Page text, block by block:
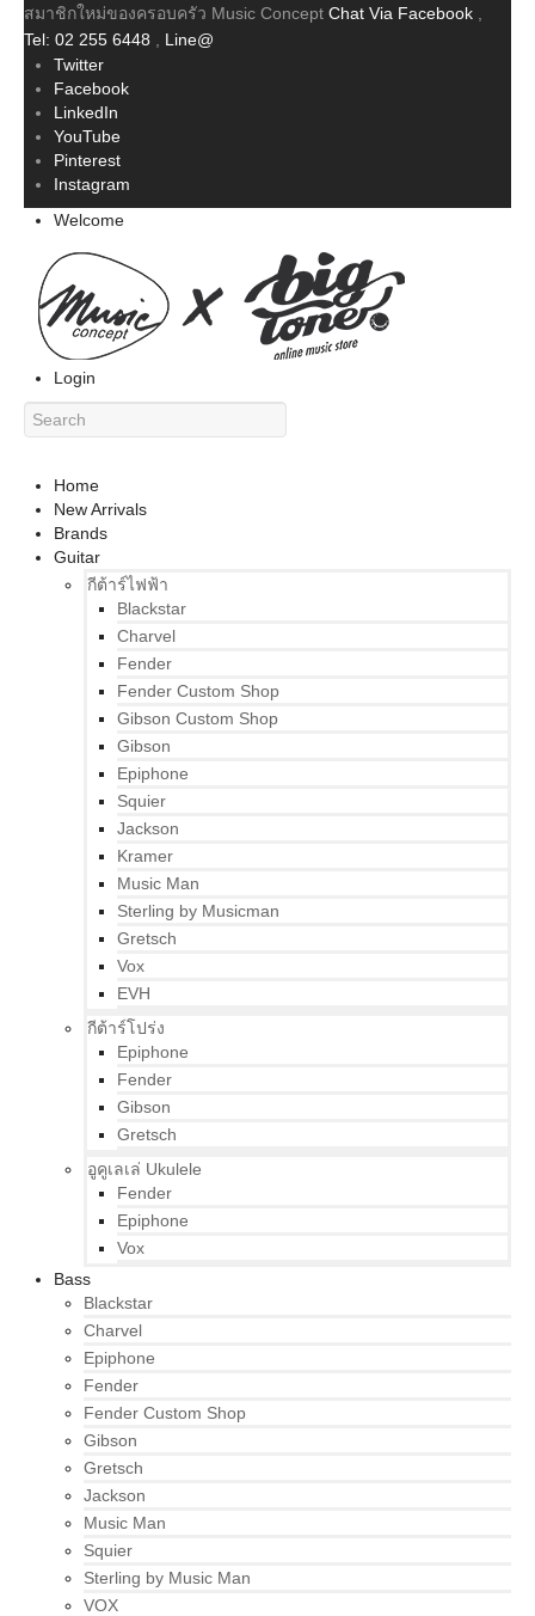
สมาชิกใหม่ของครอบครัว Music Concept Chat Via Facebook
Tel: 02 255 6448
Line@
Twitter
Facebook
LinkedIn
YouTube
Pinterest
Instagram
Welcome
Login
Home
New Arrivals
Brands
Guitar
กีต้าร์ไฟฟ้า
Blackstar
Charvel
Fender
Fender Custom Shop
Gibson Custom Shop
Gibson
Epiphone
Squier
Jackson
Kramer
Music Man
Sterling by Musicman
Gretsch
Vox
EVH
กีต้าร์โปร่ง
Epiphone
Fender
Gibson
Gretsch
อูคูเลเล่ Ukulele
Fender
Epiphone
Vox
Bass
Blackstar
Charvel
Epiphone
Fender
Fender Custom Shop
Gibson
Gretsch
Jackson
Music Man
Squier
Sterling by Music Man
VOX